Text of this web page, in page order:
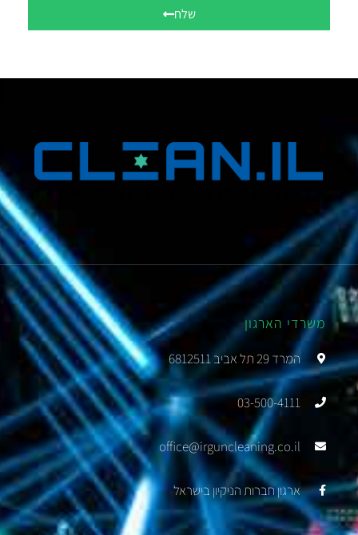
שלח
משרדי הארגון
המרד 29 תל אביב 6812511
03-500-4111
office@irguncleaning.co.il
ארגון חברות הניקיון בישראל